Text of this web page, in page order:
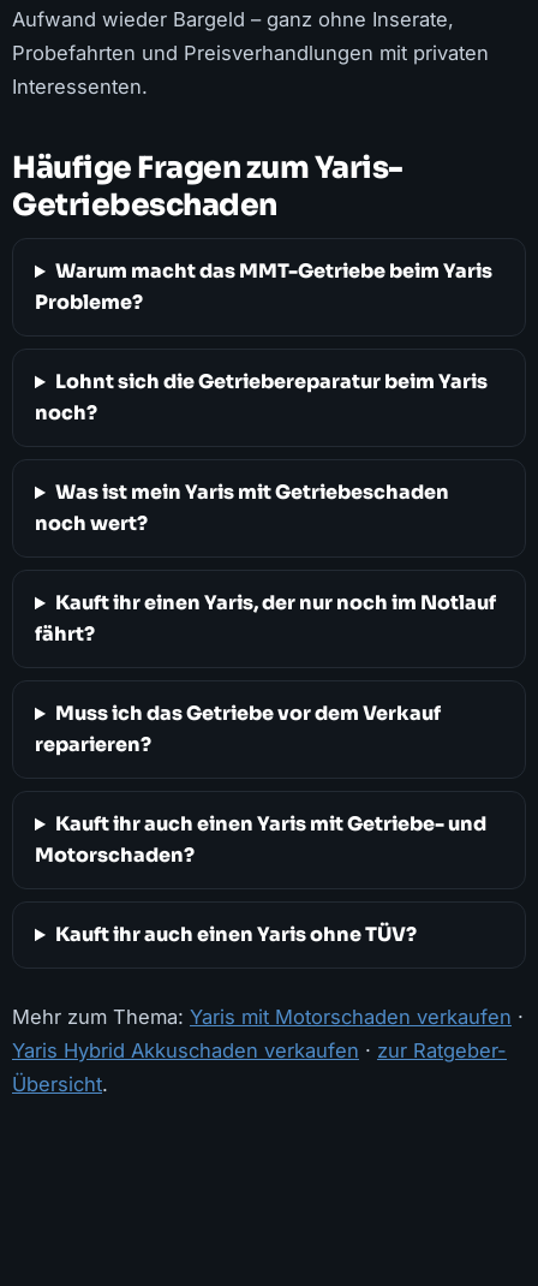
Aufwand wieder Bargeld – ganz ohne Inserate,
Probefahrten und Preisverhandlungen mit privaten
Interessenten.
Häufige Fragen zum Yaris-
Getriebeschaden
Warum macht das MMT-Getriebe beim Yaris
Probleme?
Lohnt sich die Getriebereparatur beim Yaris
noch?
Was ist mein Yaris mit Getriebeschaden
noch wert?
Kauft ihr einen Yaris, der nur noch im Notlauf
fährt?
Muss ich das Getriebe vor dem Verkauf
reparieren?
Kauft ihr auch einen Yaris mit Getriebe- und
Motorschaden?
Kauft ihr auch einen Yaris ohne TÜV?
Mehr zum Thema: Yaris mit Motorschaden verkaufen ·
Yaris Hybrid Akkuschaden verkaufen · zur Ratgeber-
Übersicht.